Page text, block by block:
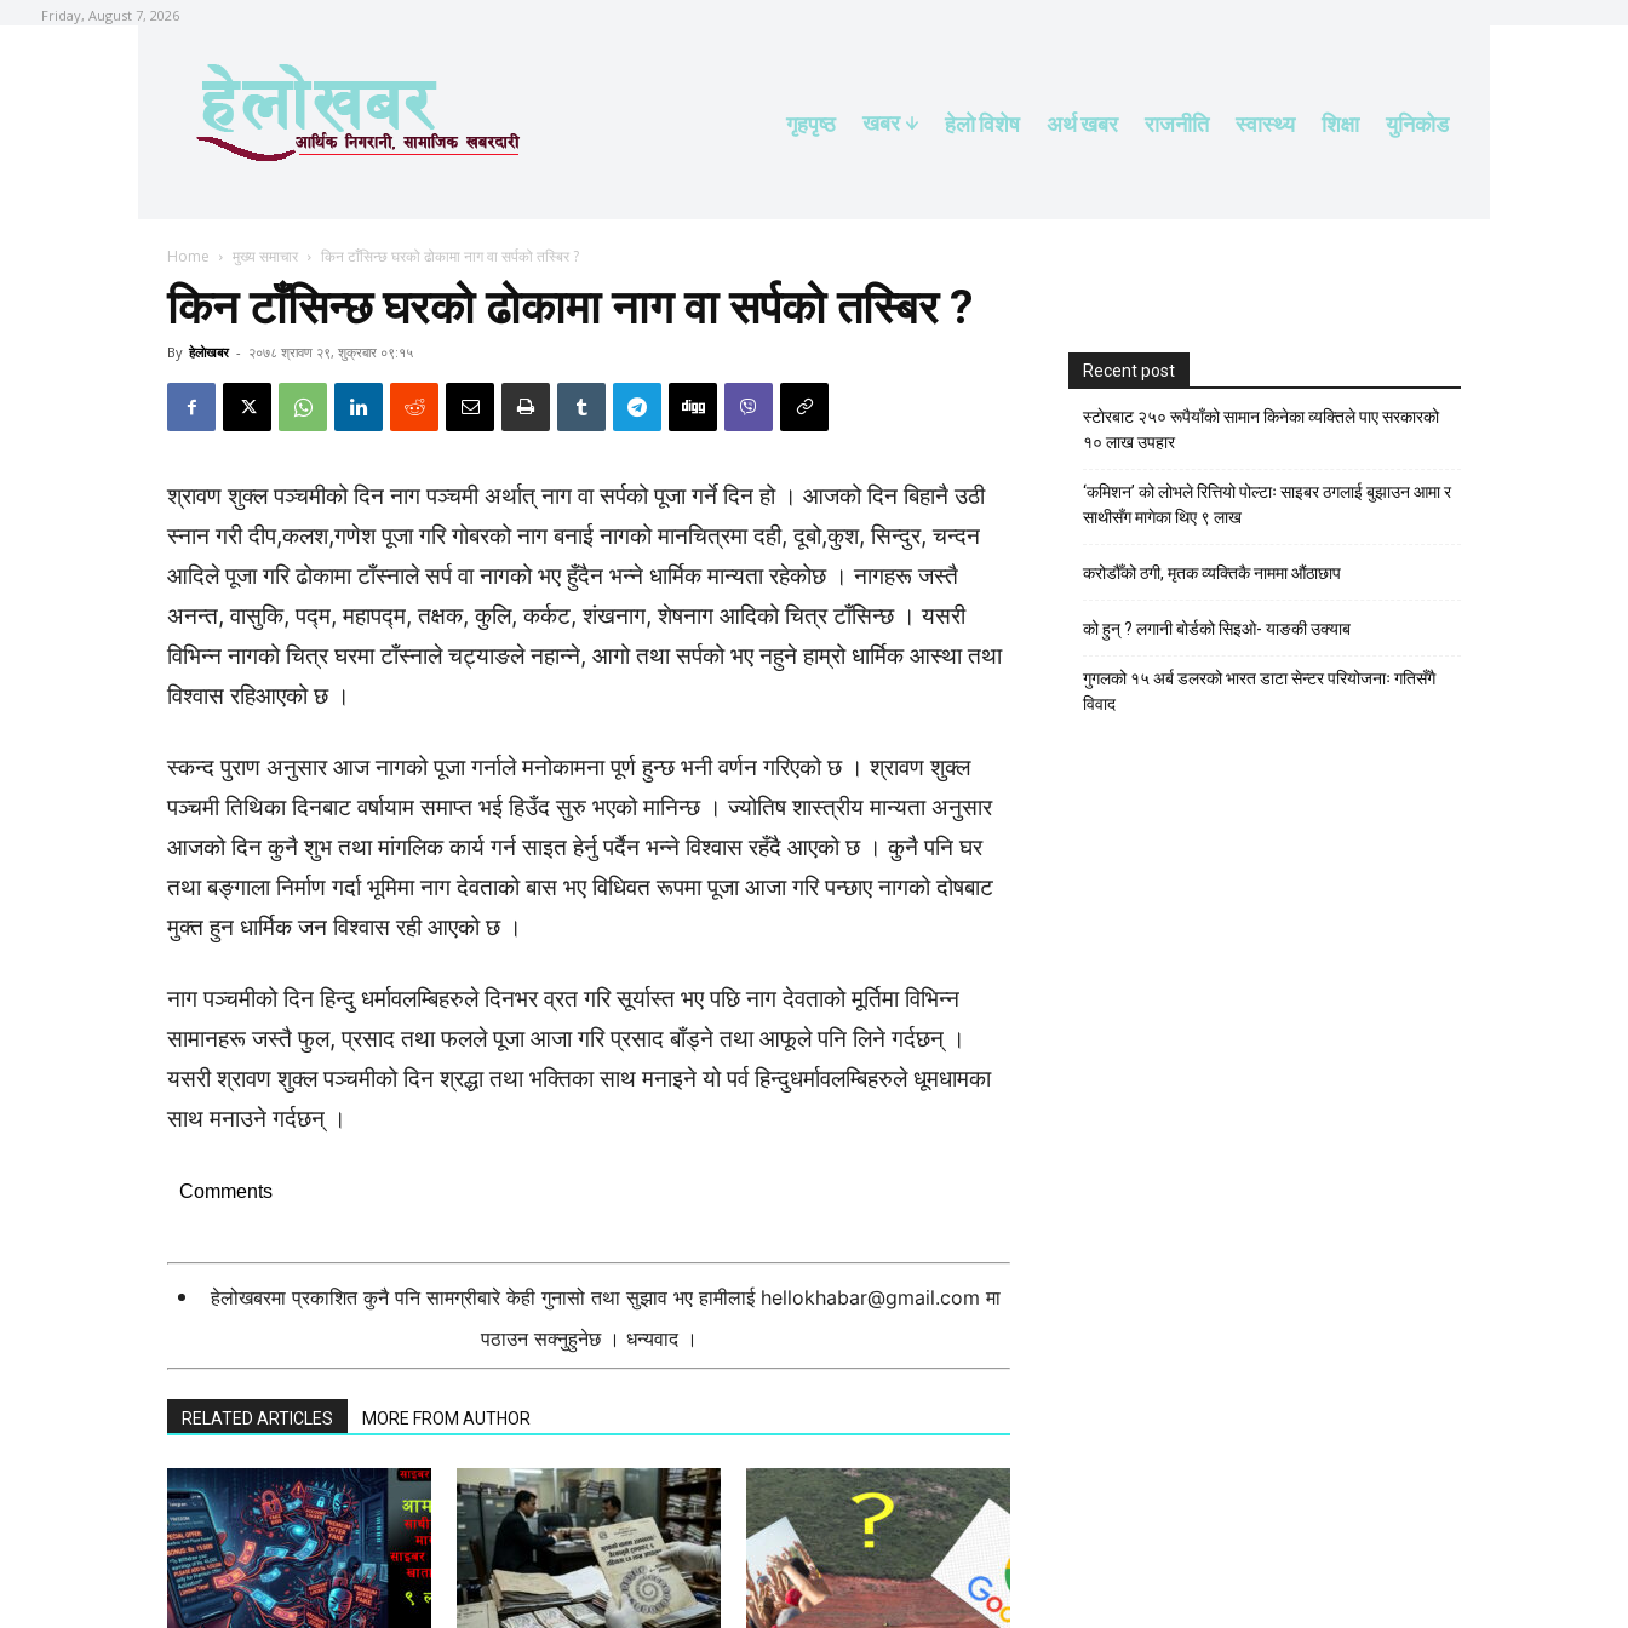
Friday, August 7, 2026
गृहपृष्ठ खबर हेलाे विशेष अर्थ खबर राजनीति स्वास्थ्य शिक्षा युनिकोड
Home मुख्य समाचार किन टाँसिन्छ घरको ढोकामा नाग वा सर्पको तस्बिर ?
किन टाँसिन्छ घरको ढोकामा नाग वा सर्पको तस्बिर ?
By हेलाेखबर - २०७८ श्रावण २९, शुक्रबार ०९:१५
श्रावण शुक्ल पञ्चमीको दिन नाग पञ्चमी अर्थात् नाग वा सर्पको पूजा गर्ने दिन हो । ​आजको दिन बिहानै उठी
स्नान गरी दीप,कलश,गणेश पूजा गरि गोबरको नाग बनाई नागको मानचित्रमा दही, दूबो,कुश, सिन्दुर, चन्दन
आदिले पूजा गरि ढोकामा टाँस्नाले सर्प वा नागको भए हुँदैन भन्ने धार्मिक मान्यता रहेकोछ । नागहरू जस्तै
अनन्त, वासुकि, पद्म, महापद्म, तक्षक, कुलि, कर्कट, शंखनाग, शेषनाग आदिको चित्र टाँसिन्छ । यसरी
विभिन्न नागको चित्र घरमा टाँस्नाले चट्याङले नहान्ने, आगो तथा सर्पको भए नहुने हाम्रो धार्मिक आस्था तथा
विश्वास रहिआएको छ ।
स्कन्द पुराण अनुसार आज नागको पूजा गर्नाले मनोकामना पूर्ण हुन्छ भनी वर्णन गरिएको छ । श्रावण शुक्ल
पञ्चमी तिथिका दिनबाट वर्षायाम समाप्त भई हिउँद सुरु भएको मानिन्छ । ज्योतिष शास्त्रीय मान्यता अनुसार
आजको दिन कुनै शुभ तथा मांगलिक कार्य गर्न साइत हेर्नु पर्दैन भन्ने विश्वास रहँदै आएको छ । कुनै पनि घर
तथा बङ्गाला निर्माण गर्दा भूमिमा नाग देवताको बास भए विधिवत रूपमा पूजा आजा गरि पन्छाए नागको दोषबाट
मुक्त हुन धार्मिक जन विश्वास रही आएको छ ।
नाग पञ्चमीको दिन हिन्दु धर्मावलम्बिहरुले दिनभर व्रत गरि सूर्यास्त भए पछि नाग देवताको मूर्तिमा विभिन्न
सामानहरू जस्तै फुल, प्रसाद तथा फलले पूजा आजा गरि प्रसाद बाँड्ने तथा आफूले पनि लिने गर्दछन् ।
यसरी श्रावण शुक्ल पञ्चमीको दिन श्रद्धा तथा भक्तिका साथ मनाइने यो पर्व हिन्दुधर्मावलम्बिहरुले धूमधामका
साथ मनाउने गर्दछन् ।
Comments
हेलोखबरमा प्रकाशित कुनै पनि सामग्रीबारे केही गुनासो तथा सुझाव भए हामीलाई hellokhabar@gmail.com मा
पठाउन सक्नुहुनेछ । धन्यवाद ।
RELATED ARTICLES MORE FROM AUTHOR
Recent post
स्टाेरबाट २५० रूपैयाँको सामान किनेका व्यक्तिले पाए सरकारको
१० लाख उपहार
‘कमिशन’ को लोभले रित्तियो पोल्टाः साइबर ठगलाई बुझाउन आमा र
साथीसँग मागेका थिए ९ लाख
करोडौँको ठगी, मृतक व्यक्तिकै नाममा औंठाछाप
को हुन् ? लगानी बोर्डको सिइओ- याङकी उक्याब
गुगलको १५ अर्ब डलरको भारत डाटा सेन्टर परियोजनाः गतिसँगै
विवाद